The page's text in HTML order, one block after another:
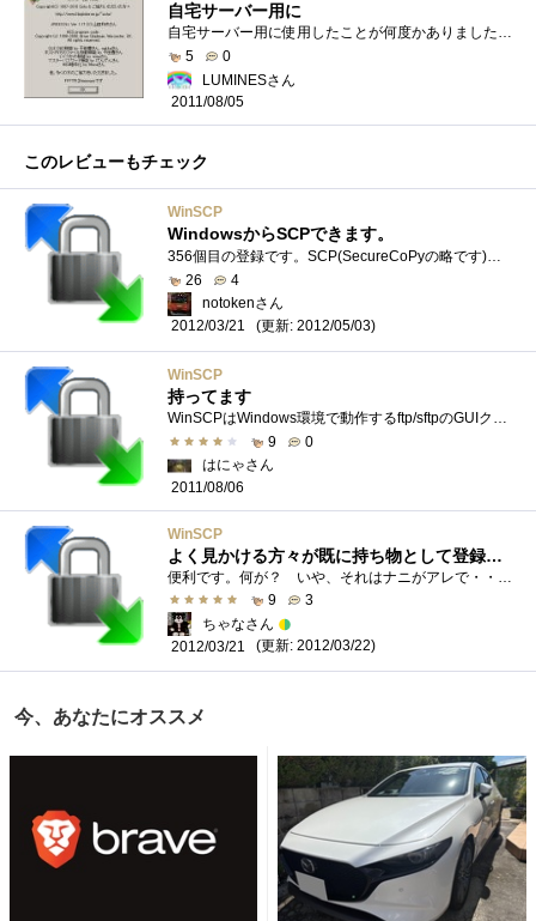
自宅サーバー用に
自宅サーバー用に使用したことが何度かありました。今は自宅サーバーをやっていないので使用する機会がありませんが（・ε・ ）定番ソフトで...
5
0
LUMINESさん
2011/08/05
このレビューもチェック
WinSCP
WindowsからSCPできます。
356個目の登録です。SCP(SecureCoPyの略です)というLinuxのコマンドがあるのですが、もちろんWindowsでは利用することができませんが、このソフトを使�...
26
4
notokenさん
2012/03/21
(更新: 2012/05/03)
WinSCP
持ってます
WinSCPはWindows環境で動作するftp/sftpのGUIクライアントです。sftpだけでなくlegacyなscpもサポートしていています。面白いのはNortonCommander風の2ペイン構...
9
0
はにゃさん
2011/08/06
WinSCP
よく見かける方々が既に持ち物として登録されています(^^ゞ
9
3
ちゃなさん
2012/03/21
(更新: 2012/03/22)
今、あなたにオススメ